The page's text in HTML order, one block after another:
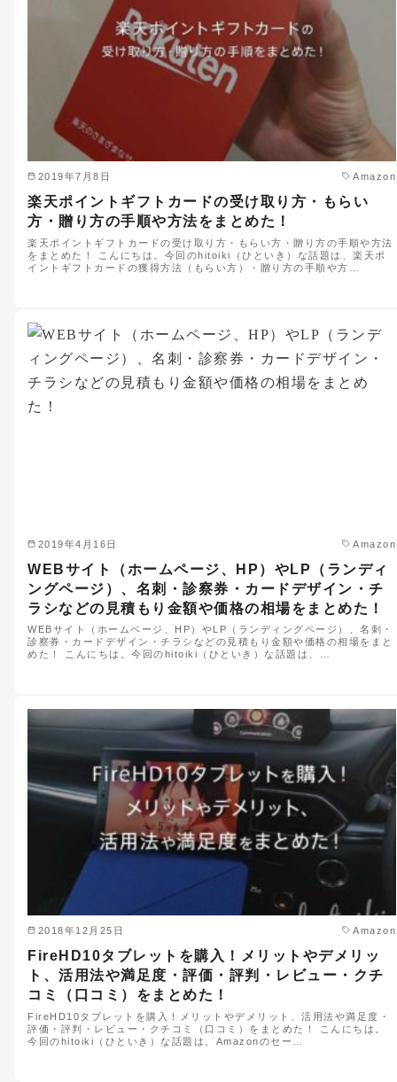
2019年7月8日 Amazon
楽天ポイントギフトカードの受け取り方・もらい
方・贈り方の手順や方法をまとめた！
楽天ポイントギフトカードの受け取り方・もらい方・贈り方の手順や方法
をまとめた！ こんにちは。今回のhitoiki（ひといき）な話題は、楽天ポ
イントギフトカードの獲得方法（もらい方）・贈り方の手順や方…
2019年4月16日 Amazon
WEBサイト（ホームページ、HP）やLP（ランディ
ングページ）、名刺・診察券・カードデザイン・チ
ラシなどの見積もり金額や価格の相場をまとめた！
WEBサイト（ホームページ、HP）やLP（ランディングページ）、名刺・
診察券・カードデザイン・チラシなどの見積もり金額や価格の相場をまと
めた！ こんにちは。今回のhitoiki（ひといき）な話題は、…
2018年12月25日 Amazon
FireHD10タブレットを購入！メリットやデメリッ
ト、活用法や満足度・評価・評判・レビュー・クチ
コミ（口コミ）をまとめた！
FireHD10タブレットを購入！メリットやデメリット、活用法や満足度・
評価・評判・レビュー・クチコミ（口コミ）をまとめた！ こんにちは。
今回のhitoiki（ひといき）な話題は、Amazonのセー…